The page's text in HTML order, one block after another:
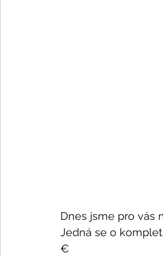
Dnes jsme pro vás
Jedná se o
€